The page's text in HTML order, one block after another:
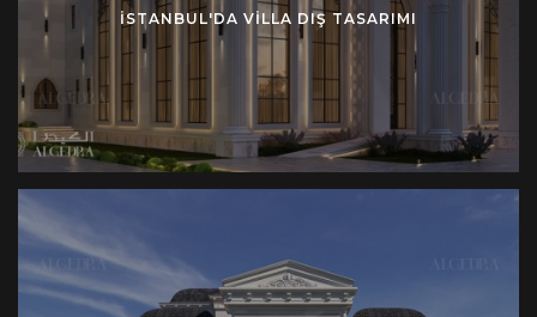
çeşitlilik göstermektedir. Dahası, gerçekten
muhteşem bir görünüm yaratmak için çeşitli stilleri
kusursuz bir şekilde harmanlama uzmanlığına
sahibiz.
Saray Dış Tasarımının Önemi
Sarayınızın dış cephesi sadece bir cepheden daha
fazlasıdır; binanın genel atmosferini oluşturan
önemli bir özelliktir. Hem evinizin ihtişamının hem
ISTANBUL'DA VILLA DIŞ TASARIMI